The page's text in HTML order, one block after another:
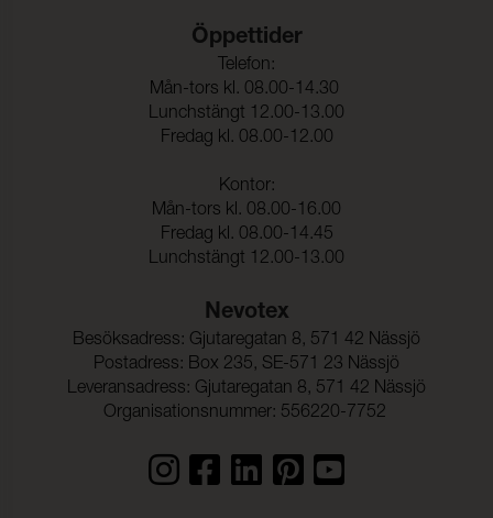
660,9 N (ISO 13934-1)
111,6 N (ISO 13937-3)
58,5 N (ISO 13937-3)
Öppettider
Telefon:
Mån-tors kl. 08.00-14.30
Lunchstängt 12.00-13.00
Fredag kl. 08.00-12.00
Kontor:
Mån-tors kl. 08.00-16.00
Fredag kl. 08.00-14.45
Lunchstängt 12.00-13.00
Nevotex
Besöksadress: Gjutaregatan 8, 571 42 Nässjö
Postadress: Box 235, SE-571 23 Nässjö
Leveransadress: Gjutaregatan 8, 571 42 Nässjö
Organisationsnummer: 556220-7752